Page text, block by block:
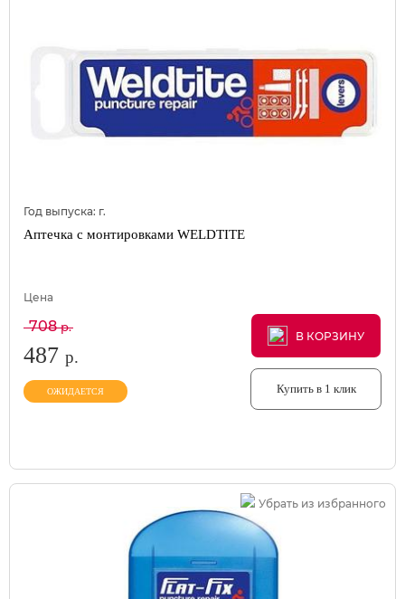
Год выпуска: г.
Аптечка с монтировками WELDTITE
Цена
708р.
487 р.
ОЖИДАЕТСЯ
В КОРЗИНУ
В КОРЗИНУ
В КОРЗИНУ
Купить в 1 клик
Убрать из избранного